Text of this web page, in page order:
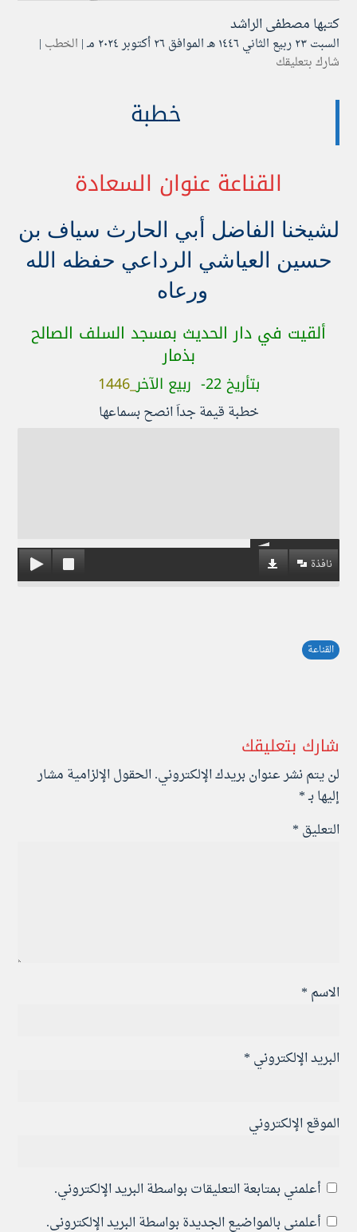
كتبها مصطفى الراشد
السبت ۲۳ ربيع الثاني ۱٤٤٦ هـ الموافق ۲٦ أكتوبر ۲۰۲٤ مـ | الخطب |
شارك بتعليقك
خطبة
القناعة عنوان السعادة
لشيخنا الفاضل أبي الحارث سياف بن
حسين العياشي الرداعي حفظه الله
ورعاه
ألقيت في دار الحديث بمسجد السلف الصالح
بذمار
بتأريخ 22- ربيع الآخر _1446
خطبة قيمة جداَ انصح بسماعها
نافذة
القناعة
شارك بتعليقك
لن يتم نشر عنوان بريدك الإلكتروني.الحقول الإلزامية مشار
إليها بـ*
التعليق *
الاسم *
البريد الإلكتروني *
الموقع الإلكتروني
أعلمني بمتابعة التعليقات بواسطة البريد الإلكتروني.
أعلمني بالمواضيع الجديدة بواسطة البريد الإلكتروني.